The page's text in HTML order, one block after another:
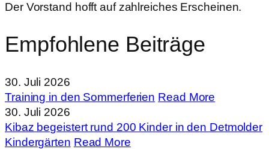
Der Vorstand hofft auf zahlreiches Erscheinen.
Empfohlene Beiträge
30. Juli 2026
Training in den Sommerferien Read More
30. Juli 2026
Kibaz begeistert rund 200 Kinder in den Detmolder
Kindergärten Read More